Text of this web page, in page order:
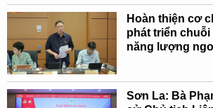
Hoàn thiện cơ
phát triển
năng lượng
Sơn La: Bà